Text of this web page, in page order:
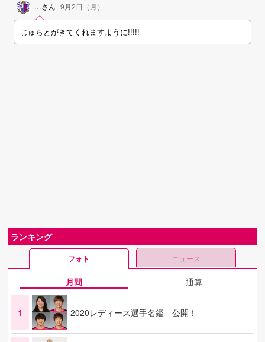
...さん 9月2日（月）
じゅらとがきてくれますように!!!!!
ランキング
フォト ニュース
月間 通算
1 2020レディース選手名鑑 公開！